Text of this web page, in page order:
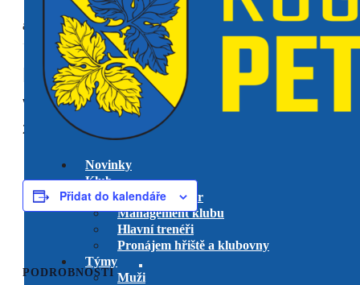
Novinky
Klub
Výkonný výbor
Management klubu
Hlavní trenéři
Pronájem hřiště a klubovny
Týmy
Muži
akce již proběhla.
RC Zlín vs. RK Petrovice
venkovní utkání
22 března, 2025 @ 14:00-
Přidat do kalendáře
PODROBNOSTI